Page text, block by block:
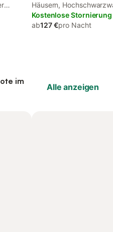
Whirlpool, mit Haustier
Häusern,
Kostenlose Stornierung
ab127 €pro Nacht
im
Alle anzeigen